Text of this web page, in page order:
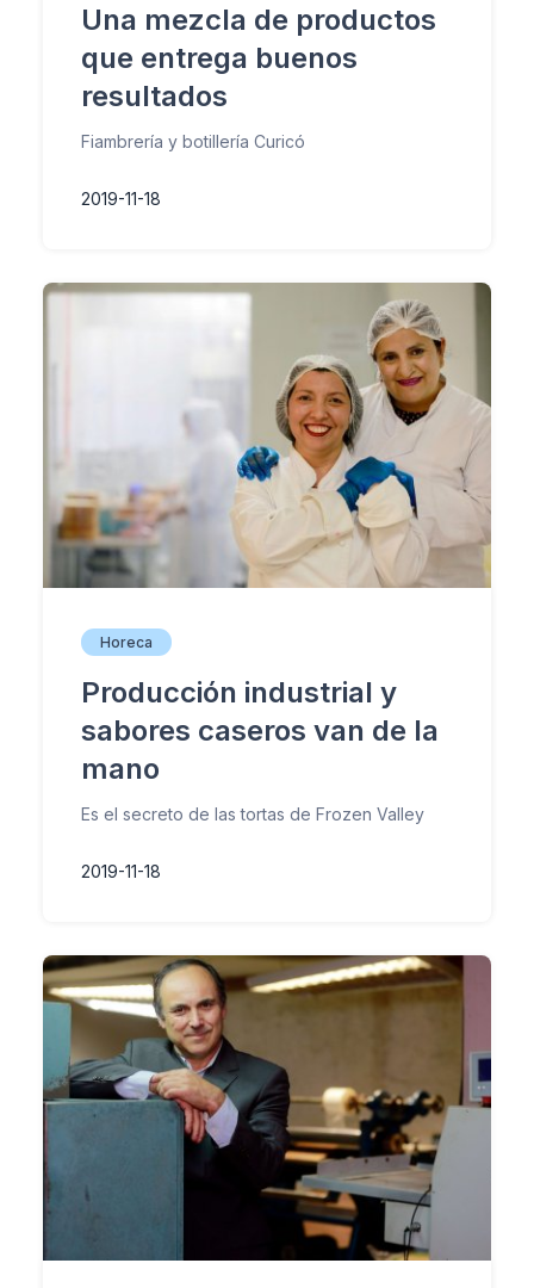
Una mezcla de productos
que entrega buenos
resultados
Fiambrería y botillería Curicó
2019-11-18
Horeca
Producción industrial y
sabores caseros van de la
mano
Es el secreto de las tortas de Frozen Valley
2019-11-18